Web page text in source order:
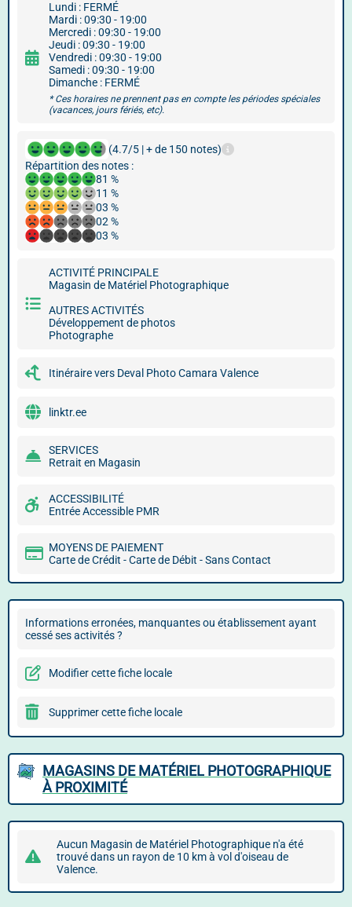
Lundi : FERMÉ
Mardi : 09:30 - 19:00
Mercredi : 09:30 - 19:00
Jeudi : 09:30 - 19:00
Vendredi : 09:30 - 19:00
Samedi : 09:30 - 19:00
Dimanche : FERMÉ
* Ces horaires ne prennent pas en compte les périodes spéciales
(vacances, jours fériés, etc).
(4.7/5 | + de 150 notes)
Répartition des notes :
81 %
11 %
03 %
02 %
03 %
ACTIVITÉ PRINCIPALE
Magasin de Matériel Photographique
AUTRES ACTIVITÉS
Développement de photos
Photographe
Itinéraire vers Deval Photo Camara Valence
linktr.ee
SERVICES
Retrait en Magasin
ACCESSIBILITÉ
Entrée Accessible PMR
MOYENS DE PAIEMENT
Carte de Crédit - Carte de Débit - Sans Contact
Informations erronées, manquantes ou établissement ayant
cessé ses activités ?
Modifier cette fiche locale
Supprimer cette fiche locale
MAGASINS DE MATÉRIEL PHOTOGRAPHIQUE
À PROXIMITÉ
Aucun Magasin de Matériel Photographique n'a été
trouvé dans un rayon de 10 km à vol d'oiseau de
Valence.